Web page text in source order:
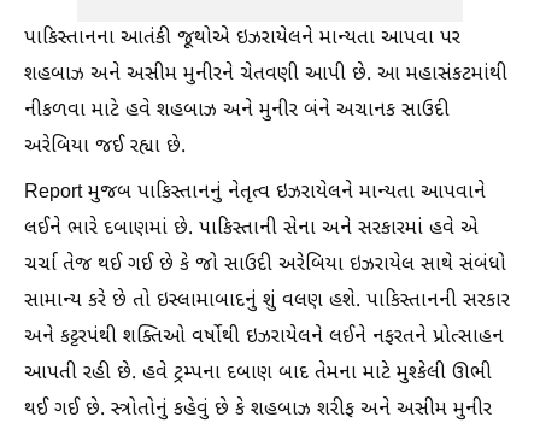
પાકિસ્તાનના આતંકી જૂથોએ ઇઝરાયેલને માન્યતા આપવા પર
શહબાઝ અને અસીમ મુનીરને ચેતવણી આપી છે. આ મહાસંકટમાંથી
નીકળવા માટે હવે શહબાઝ અને મુનીર બંને અચાનક સાઉદી
અરેબિયા જઈ રહ્યા છે.
Report મુજબ પાકિસ્તાનનું નેતૃત્વ ઇઝરાયેલને માન્યતા આપવાને
લઈને ભારે દબાણમાં છે. પાકિસ્તાની સેના અને સરકારમાં હવે એ
ચર્ચા તેજ થઈ ગઈ છે કે જો સાઉદી અરેબિયા ઇઝરાયેલ સાથે સંબંધો
સામાન્ય કરે છે તો ઇસ્લામાબાદનું શું વલણ હશે. પાકિસ્તાનની સરકાર
અને કટ્ટરપંથી શક્તિઓ વર્ષોથી ઇઝરાયેલને લઈને નફરતને પ્રોત્સાહન
આપતી રહી છે. હવે ટ્રમ્પના દબાણ બાદ તેમના માટે મુશ્કેલી ઊભી
થઈ ગઈ છે. સ્ત્રોતોનું કહેવું છે કે શહબાઝ શરીફ અને અસીમ મુનીર